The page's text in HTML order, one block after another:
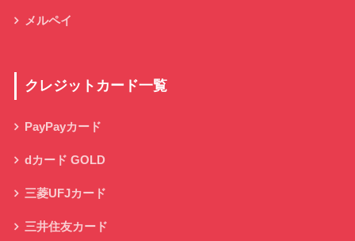
メルペイ
クレジットカード一覧
PayPayカード
dカード GOLD
三菱UFJカード
三井住友カード